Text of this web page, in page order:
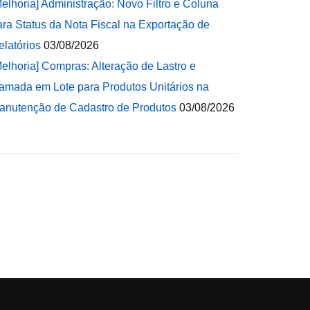
Administração: Novo Filtro e Coluna
Status da Nota Fiscal na Exportação de
03/08/2026
Compras: Alteração de Lastro e
em Lote para Produtos Unitários na
de Cadastro de Produtos 03/08/2026